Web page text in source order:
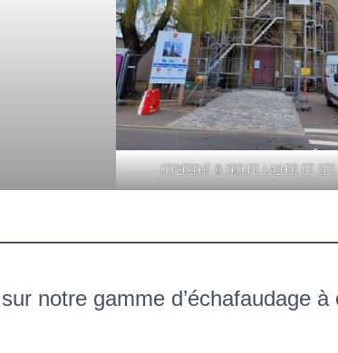
Copyright © Groupe Layher et
notre gamme d’échafaudage